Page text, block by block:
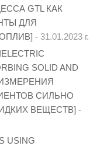
GTL КАК
ДЛЯ
- 31.01.2023 г.
SOLID AND
ИЗМЕРЕНИЯ
СИЛЬНО
ВЕЩЕСТВ] -
USING